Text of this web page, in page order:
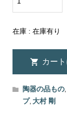
在庫 : 在庫有り
陶器の品もの,
プ, 大村 剛